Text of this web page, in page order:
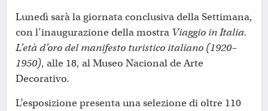
Lunedì sarà la giornata conclusiva della Settimana,
con l’inaugurazione della mostra Viaggio in Italia.
L’età d’oro del manifesto turistico italiano (1920–
1950), alle 18, al Museo Nacional de Arte
Decorativo.
L’esposizione presenta una selezione di oltre 110